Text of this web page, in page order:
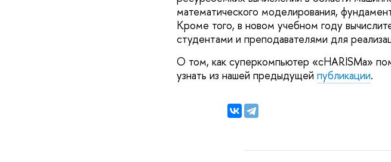
математического моделирования,
Кроме того, в новом учебном году
студентами и преподавателями для
О том, как суперкомпьютер «cHARISMa»
узнать из нашей предыдущей публикации.